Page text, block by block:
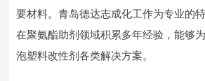
要材料。青岛德达志成化工作为专业的
在聚氨酯助剂领域积累多年经验，能够
泡塑料改性剂各类解决方案。